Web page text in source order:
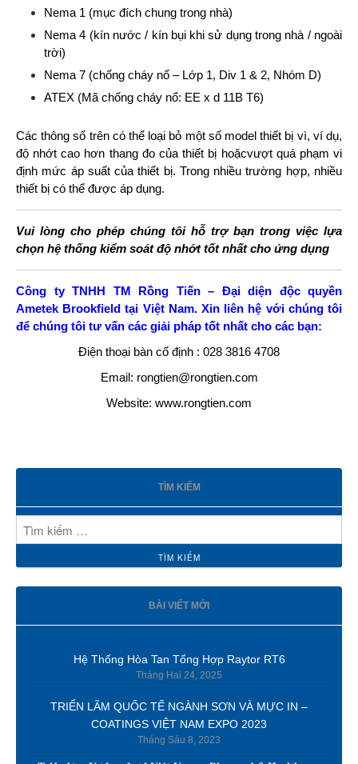
Nema 1 (mục đích chung trong nhà)
Nema 4 (kín nước / kín bụi khi sử dụng trong nhà / ngoài
trời)
Nema 7 (chống cháy nổ – Lớp 1, Div 1 & 2, Nhóm D)
ATEX (Mã chống cháy nổ: EE x d 11B T6)
Các thông số trên có thể loại bỏ một số model thiết bị vì, ví dụ,
độ nhớt cao hơn thang đo của thiết bị hoặcvượt quá phạm vi
định mức áp suất của thiết bị. Trong nhiều trường hợp, nhiều
thiết bị có thể được áp dụng.
Vui lòng cho phép chúng tôi hỗ trợ bạn trong việc lựa
chọn hệ thống kiểm soát độ nhớt tốt nhất cho ứng dụng
Công ty TNHH TM Rồng Tiến – Đại diện độc quyền
Ametek Brookfield tại Việt Nam. Xin liên hệ với chúng tôi
để chúng tôi tư vấn các giải pháp tốt nhất cho các bạn:
Điện thoại bàn cố định : 028 3816 4708
Email: rongtien@rongtien.com
Website: www.rongtien.com
TÌM KIẾM
BÀI VIẾT MỚI
Hệ Thống Hòa Tan Tổng Hợp Raytor RT6
Tháng Hai 24, 2025
TRIỂN LÃM QUỐC TẾ NGÀNH SƠN VÀ MỰC IN –
COATINGS VIỆT NAM EXPO 2023
Tháng Sáu 8, 2023